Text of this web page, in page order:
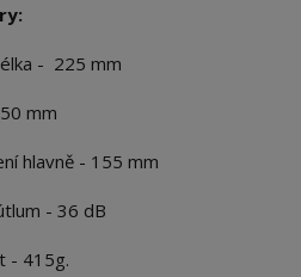
- 225 mm
mm
hlavně - 155 mm
- 36 dB
- 415g.